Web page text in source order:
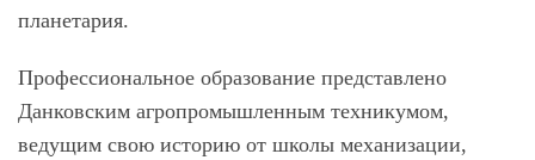
планетария.
Профессиональное образование представлено
Данковским агропромышленным техникумом,
ведущим свою историю от школы механизации,